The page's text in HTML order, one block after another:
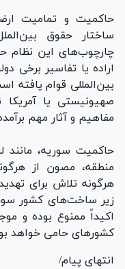
حاکمیت و تمامیت
ساختار حقوق
چارچوب‌های این نظام
اراده یا تفاسیر برخی
بین‌المللی قوام یافته
صهیونیستی یا آمریکا
مفاهیم و آثار مهم
حاکمیت سوریه، مانند
منطقه، مصون از
هرگونه تلاش برای
زیر ساخت‌های کشور
اکیداً ممنوع بوده و
کشور‌های حامی خواهد
انتهای پیام/